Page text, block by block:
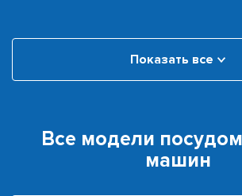
Показать все
Все модели
машин